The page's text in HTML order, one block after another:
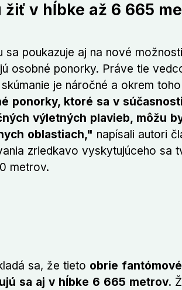
žiť v hĺbke až 6 665
sa poukazuje aj na nové
osobné ponorky. Práve tie
je náročné a okrem
ponorky, ktoré sa v
výletných plavieb, môžu
oblastiach," napísali autori
zriedkavo vyskytujúceho sa
metrov.
sa, že tieto obrie
sa aj v hĺbke 6 665 metrov.